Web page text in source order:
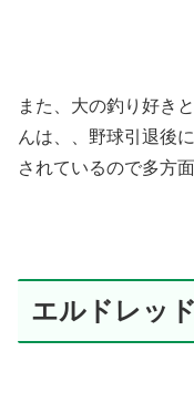
また、大の釣り好き
んは、、野球引退後
されているので多方
エルドレッ